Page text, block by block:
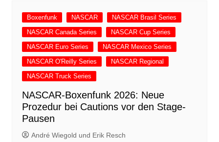
Boxenfunk NASCAR
NASCAR Brasil Series
NASCAR Canada Series
NASCAR Cup Series
NASCAR Euro Series
NASCAR Mexico Series
NASCAR O'Reilly Series
NASCAR Regional
NASCAR Truck Series
NASCAR-Boxenfunk 2026: Neue
Prozedur bei Cautions vor den Stage-
Pausen
André Wiegold und Erik Resch